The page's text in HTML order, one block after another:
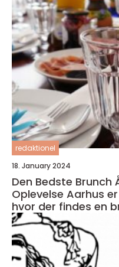
redaktionel
18. January 2024
Den Bedste Brunch
Oplevelse Aarhus
hvor der findes en
caféer og